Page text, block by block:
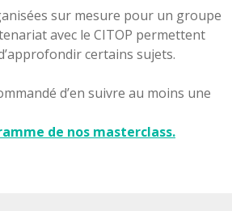
sur mesure pour un groupe
avec le CITOP permettent
certains sujets.
d’en suivre au moins une
de nos masterclass.